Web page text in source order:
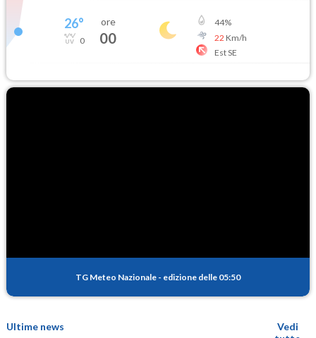
26°
0
ore
00
44%
22 Km/h
Est SE
TG Meteo Nazionale - edizione delle 05:50
Ultime news
Vedi